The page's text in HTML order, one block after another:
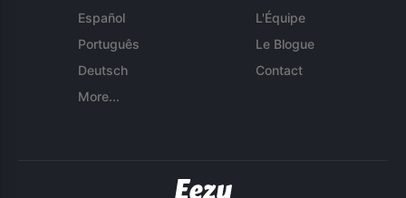
Español
Português
Deutsch
More...
L'Équipe
Le Blogue
Contact